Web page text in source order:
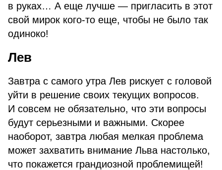
в руках… А еще лучше — пригласить в этот
свой мирок кого-то еще, чтобы не было так
одиноко!
Лев
Завтра с самого утра Лев рискует с головой
уйти в решение своих текущих вопросов.
И совсем не обязательно, что эти вопросы
будут серьезными и важными. Скорее
наоборот, завтра любая мелкая проблема
может захватить внимание Льва настолько,
что покажется грандиозной проблемищей!